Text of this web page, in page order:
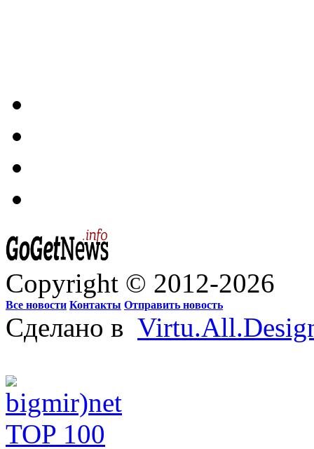
Copyright © 2012-2026
Все новости Контакты Отправить новость
Сделано в